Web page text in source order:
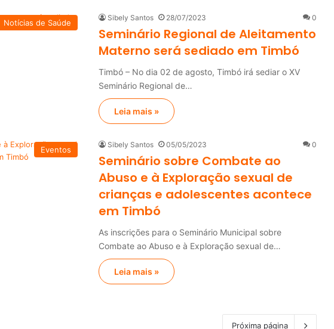
Notícias de Saúde
Sibely Santos 28/07/2023 0
Seminário Regional de Aleitamento
Materno será sediado em Timbó
Timbó – No dia 02 de agosto, Timbó irá sediar o XV
Seminário Regional de…
Leia mais »
Eventos
Sibely Santos 05/05/2023 0
Seminário sobre Combate ao
Abuso e à Exploração sexual de
crianças e adolescentes acontece
em Timbó
As inscrições para o Seminário Municipal sobre
Combate ao Abuso e à Exploração sexual de…
Leia mais »
Próxima página